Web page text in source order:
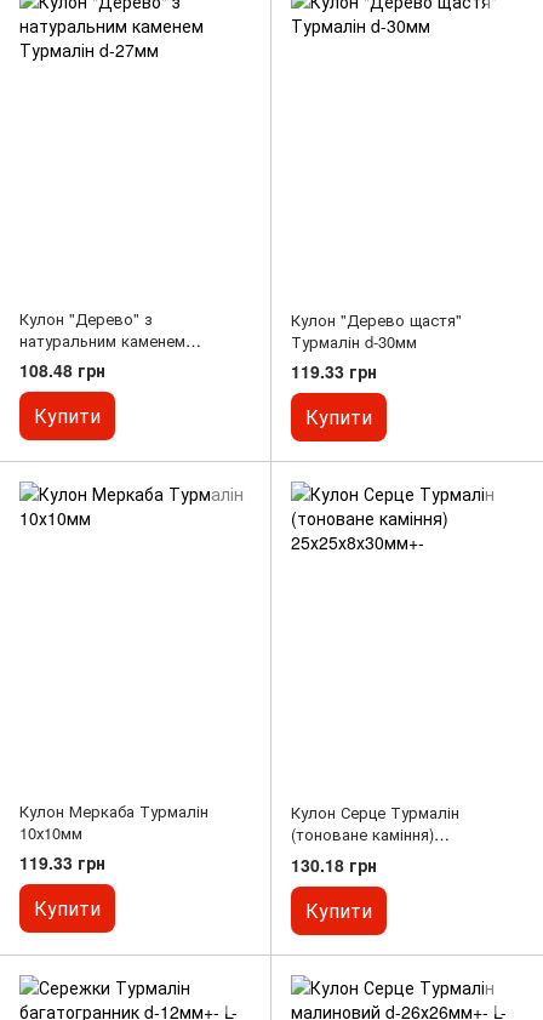
Кулон "Дерево" з
натуральним каменем
Турмалін d-27мм
108.48 грн
Купити
Кулон "Дерево щастя"
Турмалін d-30мм
119.33 грн
Купити
Кулон Меркаба Турмалін
10х10мм
119.33 грн
Купити
Кулон Серце Турмалін
(тоноване каміння)
25х25х8х30мм+-
130.18 грн
Купити